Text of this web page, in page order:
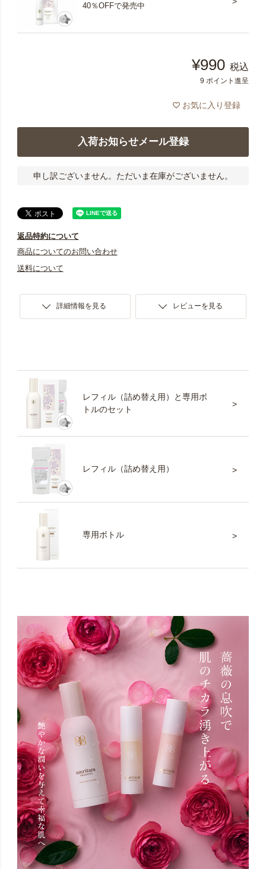
40％OFFで発売中
¥990 税込
9 ポイント進呈
お気に入り登録
入荷お知らせメール登録
申し訳ございません。ただいま在庫がございません。
返品特約について
商品についてのお問い合わせ
送料について
詳細情報を見る レビューを見る
レフィル（詰め替え用）と専用ボ
トルのセット
レフィル（詰め替え用）
専用ボトル